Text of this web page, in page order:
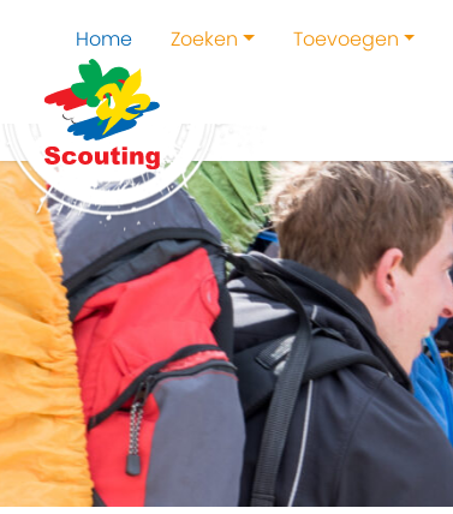
Home Zoeken Toevoegen